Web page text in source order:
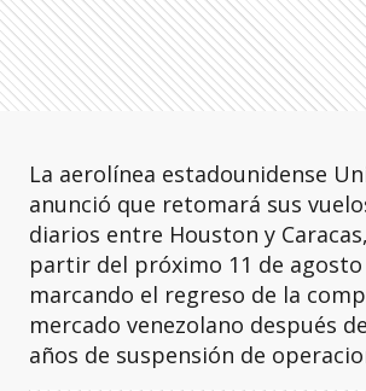
La aerolínea estadounidense
anunció que retomará sus
diarios entre Houston y
partir del próximo 11 de agosto
marcando el regreso de la
mercado venezolano después
años de suspensión de